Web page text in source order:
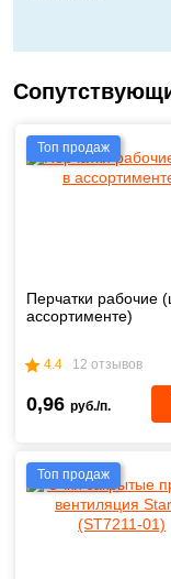
Топ продаж
Перчатки рабочие
ассортименте)
4.4 12 отзывов
0,96 руб./п.
Топ продаж